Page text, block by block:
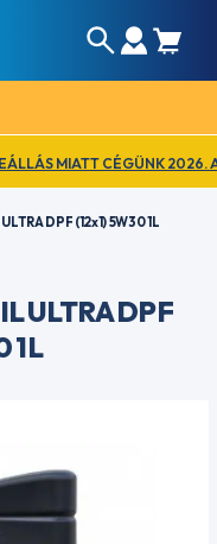
MIATT CÉGÜNK 2026.
DPF (12x1) 5W30 1L
ULTRA DPF
1L